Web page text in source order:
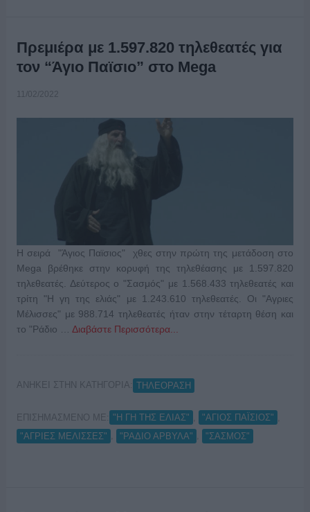
Πρεμιέρα με 1.597.820 τηλεθεατές για
τον “Άγιο Παϊσιο” στο Mega
11/02/2022
Η σειρά "Άγιος Παϊσιος" χθες στην πρώτη της μετάδοση στο
Mega βρέθηκε στην κορυφή της τηλεθέασης με 1.597.820
τηλεθεατές. Δεύτερος ο "Σασμός" με 1.568.433 τηλεθεατές και
τρίτη "H γη της ελιάς" με 1.243.610 τηλεθεατές. Οι "Αγριες
Μέλισσες" με 988.714 τηλεθεατές ήταν στην τέταρτη θέση και
το "Ράδιο … Διαβάστε Περισσότερα...
ΑΝΗΚΕΙ ΣΤΗΝ ΚΑΤΗΓΟΡΙΑ: ΤΗΛΕΟΡΑΣΗ
ΕΠΙΣΗΜΑΣΜΕΝΟ ΜΕ: "H ΓΗ ΤΗΣ ΕΛΙΑΣ" "ΑΓΙΟΣ ΠΑΪΣΙΟΣ"
"ΑΓΡΙΕΣ ΜΕΛΙΣΣΕΣ"
"ΡΑΔΙΟ ΑΡΒΥΛΑ" "ΣΑΣΜΟΣ"